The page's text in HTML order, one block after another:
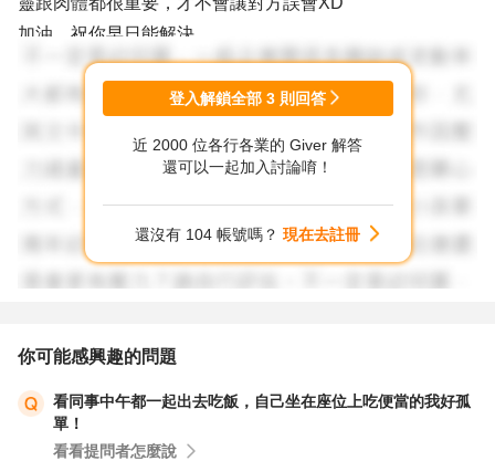
加油，祝你早日能解決
登入解鎖全部 3 則回答
近 2000 位各行各業的 Giver 解答
還可以一起加入討論唷！
還沒有 104 帳號嗎？ 現在去註冊
你可能感興趣的問題
看同事中午都一起出去吃飯，自己坐在座位上吃便當的我好孤
單！
看看提問者怎麼說